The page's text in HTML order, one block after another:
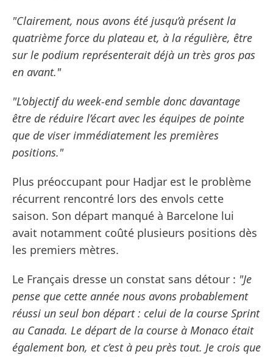
"Clairement, nous avons été jusqu’à présent la
quatrième force du plateau et, à la régulière, être
sur le podium représenterait déjà un très gros pas
en avant."
"L’objectif du week-end semble donc davantage
être de réduire l’écart avec les équipes de pointe
que de viser immédiatement les premières
positions."
Plus préoccupant pour Hadjar est le problème
récurrent rencontré lors des envols cette
saison. Son départ manqué à Barcelone lui
avait notamment coûté plusieurs positions dès
les premiers mètres.
Le Français dresse un constat sans détour : "Je
pense que cette année nous avons probablement
réussi un seul bon départ : celui de la course Sprint
au Canada. Le départ de la course à Monaco était
également bon, et c’est à peu près tout. Je crois que